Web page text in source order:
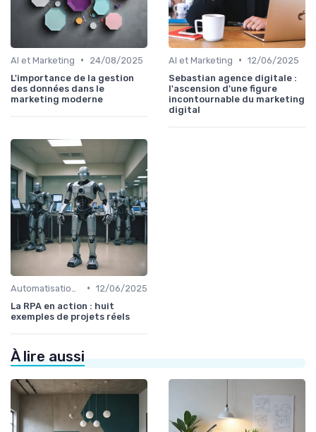
AI et Marketing •
24/08/2025
L'importance de la gestion
des données dans le
marketing moderne
AI et Marketing • 12/06/2025
Sebastian agence digitale :
l'ascension d'une figure
incontournable du marketing
digital
• 12/06/2025
La RPA en action : huit
exemples de projets réels
À lire aussi